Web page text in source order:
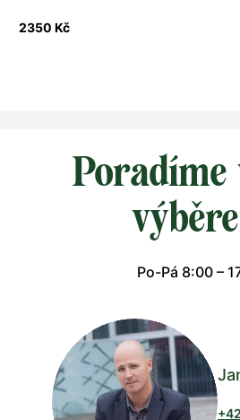
2350 Kč
Poradíme
Po-Pá 8:00 –